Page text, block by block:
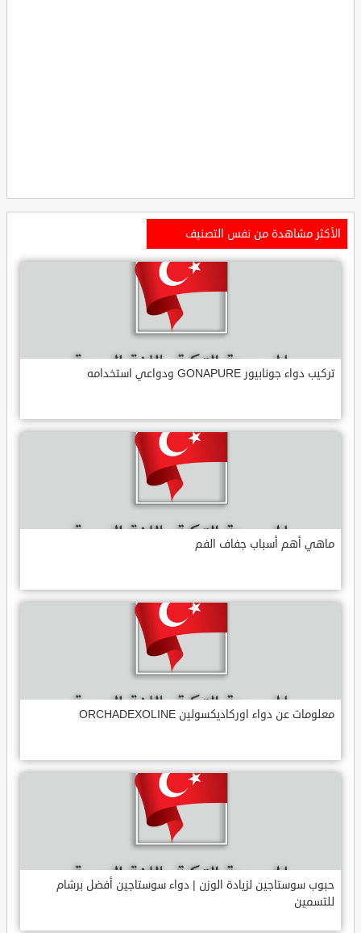
الأكثر مشاهدة من نفس التصنيف
تركيب دواء جونابيور GONAPURE ودواعي استخدامه
ماهي أهم أسباب جفاف الفم
معلومات عن دواء اوركاديكسولين ORCHADEXOLINE
حبوب سوستاجين لزيادة الوزن | دواء سوستاجين أفضل برشام
للتسمين